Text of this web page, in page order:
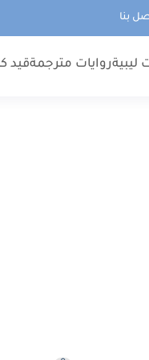
بنا
ليبيةروايات مترجمةقيد